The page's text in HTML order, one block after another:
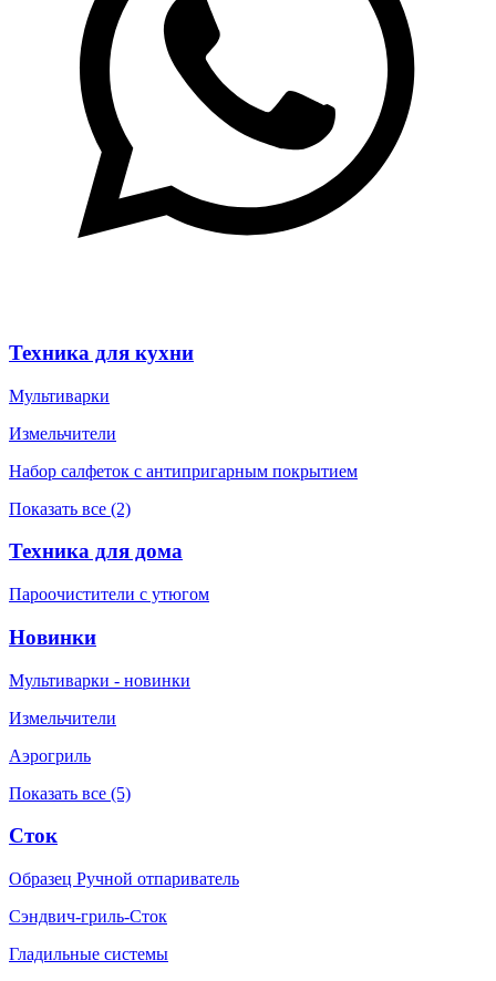
Техника для кухни
Мультиварки
Измельчители
Набор салфеток с антипригарным покрытием
Показать все (2)
Техника для дома
Пароочистители с утюгом
Новинки
Мультиварки - новинки
Измельчители
Аэрогриль
Показать все (5)
Сток
Образец Ручной отпариватель
Сэндвич-гриль-Сток
Гладильные системы